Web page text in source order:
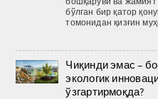
бўлган бир қатор
томонидан қизғин
Чиқинди эмас –
экологик
ўзгартирмоқда?